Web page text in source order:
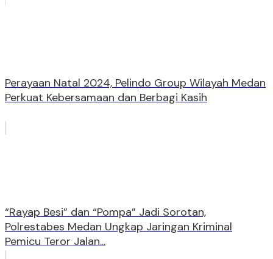
Perayaan Natal 2024, Pelindo Group Wilayah Medan
Perkuat Kebersamaan dan Berbagi Kasih
“Rayap Besi” dan “Pompa” Jadi Sorotan,
Polrestabes Medan Ungkap Jaringan Kriminal
Pemicu Teror Jalan...